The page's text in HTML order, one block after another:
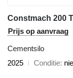
Constmach 200
Prijs op aanvraag
Cementsilo
2025
Conditie